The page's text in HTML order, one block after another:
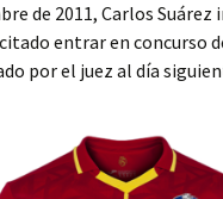
de 2011, Carlos
entrar en concurso
por el juez al día